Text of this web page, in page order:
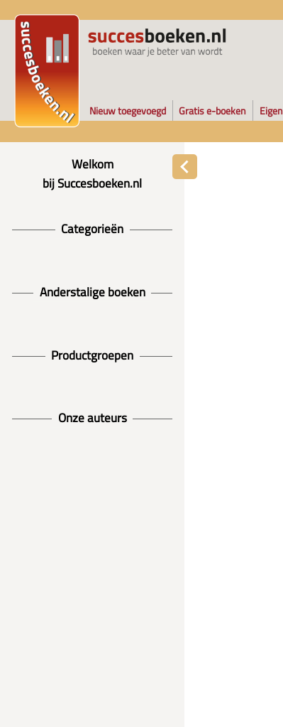
Nieuw toegevoegd Gratis e-boeken
Welkom
bij Succesboeken.nl
Categorieën
Anderstalige boeken
Productgroepen
Onze auteurs